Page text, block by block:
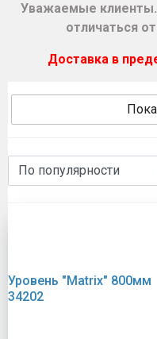
Уважаемые
отличаться
Доставка в
Уровень "Matrix" 800мм
34202